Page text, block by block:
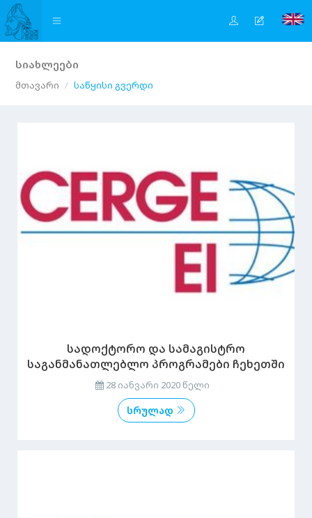
სიახლეები
მთავარი საწყისი გვერდი
სადოქტორო და სამაგისტრო
საგანმანათლებლო პროგრამები ჩეხეთში
28 იანვარი 2020 წელი
სრულად